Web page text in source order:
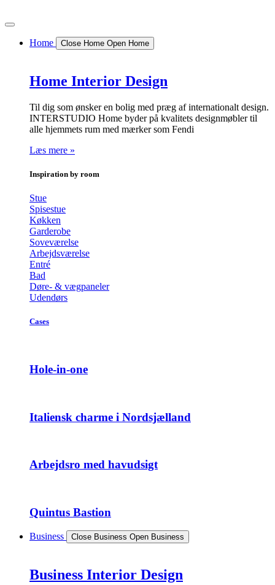
til
Home
Close Home Open Home
Home Interior Design
Til dig som ønsker en bolig med præg af internationalt design.
INTERSTUDIO Home byder på kvalitets designmøbler til
alle hjemmets rum med mærker som Fendi
Læs mere »
Inspiration by room
Stue
Spisestue
Køkken
Garderobe
Soveværelse
Arbejdsværelse
Entré
Bad
Døre- & vægpaneler
Udendørs
Cases
Hole-in-one
Italiensk charme i Nordsjælland
Arbejdsro med havudsigt
Quintus Bastion
Business Close Business Open Business
Business Interior Design